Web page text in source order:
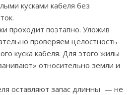
кусками кабеля без
проходит поэтапно. Уложив
проверяем целостность
куска кабеля. Для этого жилы
относительно земли и
оставляют запас длинны — не